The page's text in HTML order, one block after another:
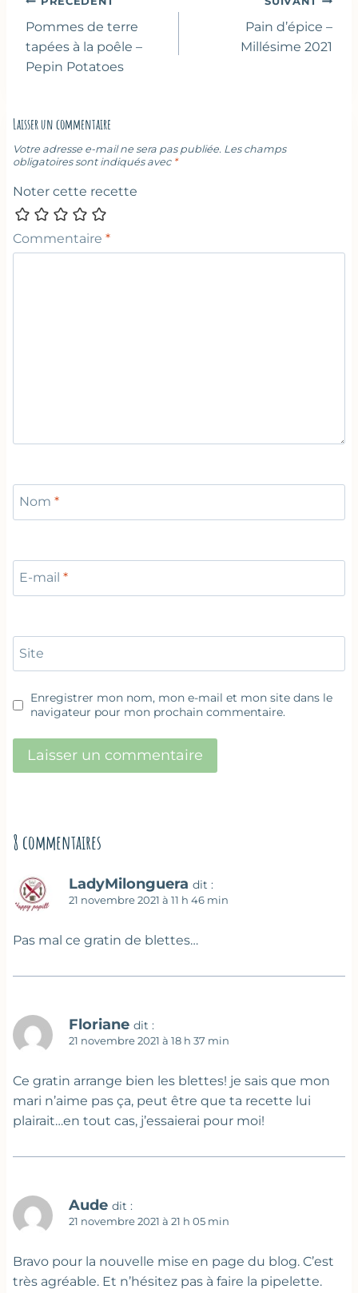
de
l’article
Pommes de terre
tapées à la poêle –
Pepin Potatoes
Pain d’épice –
Millésime 2021
Laisser un commentaire
Votre adresse e-mail ne sera pas publiée. Les champs
obligatoires sont indiqués avec *
Noter cette recette
Commentaire *
Nom *
E-mail *
Site
Enregistrer mon nom, mon e-mail et mon site dans le
navigateur pour mon prochain commentaire.
8 commentaires
LadyMilonguera dit :
21 novembre 2021 à 11 h 46 min
Pas mal ce gratin de blettes…
Floriane dit :
21 novembre 2021 à 18 h 37 min
Ce gratin arrange bien les blettes! je sais que mon
mari n’aime pas ça, peut être que ta recette lui
plairait…en tout cas, j’essaierai pour moi!
Aude dit :
21 novembre 2021 à 21 h 05 min
Bravo pour la nouvelle mise en page du blog. C’est
très agréable. Et n’hésitez pas à faire la pipelette.